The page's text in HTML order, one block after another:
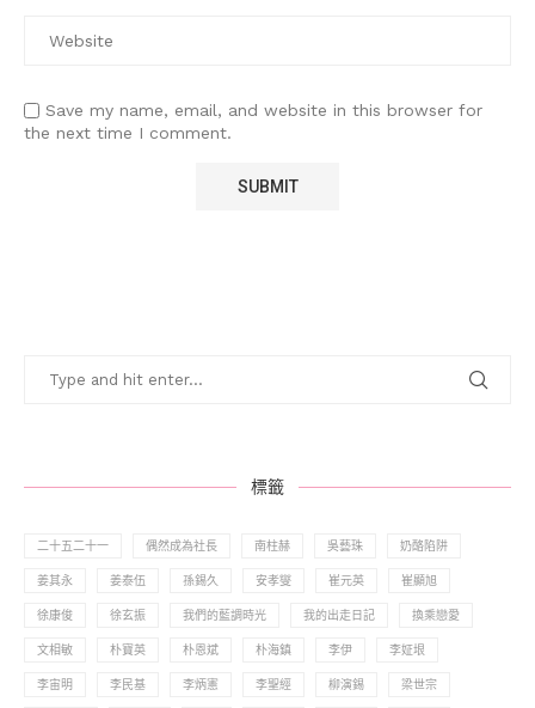
Save my name, email, and website in this browser for
the next time I comment.
標籤
二十五二十一 偶然成為社長 南柱赫 吳藝珠 奶酪陷阱
姜其永 姜泰伍 孫錫久 安孝燮 崔元英 崔顯旭
徐康俊 徐玄振 我們的藍調時光 我的出走日記 換乘戀愛
文相敏 朴寶英 朴恩斌 朴海鎮 李伊 李姃垠
李宙明 李民基 李炳憲 李聖經 柳演錫 梁世宗